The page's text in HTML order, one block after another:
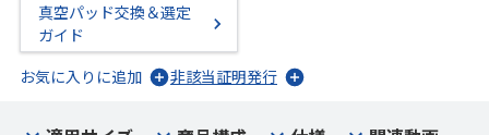
真空パッド交換＆選定
ガイド
お気に入りに追加
非該当証明発行